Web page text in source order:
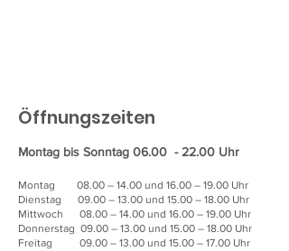
Öffnungszeiten
Montag bis Sonntag 06.00 - 22.00 Uhr
Montag 08.00 – 14.00 und 16.00 – 19.00 Uhr
Dienstag 09.00 – 13.00 und 15.00 – 18.00 Uhr
Mittwoch 08.00 – 14.00 und 16.00 – 19.00 Uhr
Donnerstag 09.00 – 13.00 und 15.00 – 18.00 Uhr
Freitag 09.00 – 13.00 und 15.00 – 17.00 Uhr